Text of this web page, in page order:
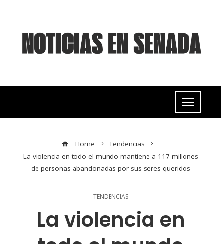
Home
Tendencias
La violencia en todo el mundo mantiene a 117 millones
de personas abandonadas por sus seres queridos
TENDENCIAS
La violencia en